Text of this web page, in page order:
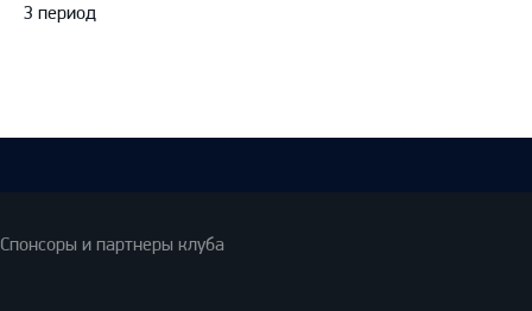
3 период
Спонсоры и партнеры клуба